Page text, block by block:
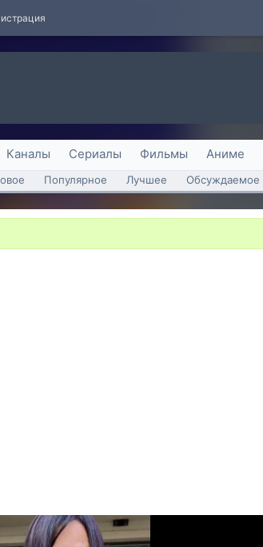
Каналы Сериалы Фильмы Аниме
Популярное Лучшее Обсуждаемое